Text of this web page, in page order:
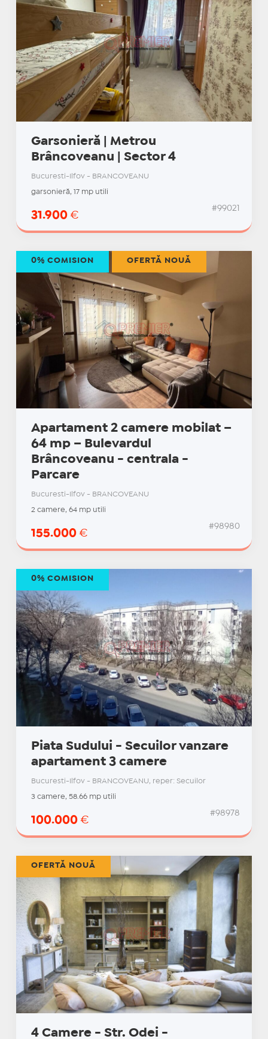
Garsonieră | Metrou
Brâncoveanu | Sector 4
Bucuresti-Ilfov - BRANCOVEANU
garsonieră, 17 mp utili
31.900 €
#99021
Apartament 2 camere mobilat –
64 mp – Bulevardul
Brâncoveanu - centrala -
Parcare
Bucuresti-Ilfov - BRANCOVEANU
2 camere, 64 mp utili
155.000 €
#98980
0% COMISION OFERTĂ NOUĂ
Piata Sudului - Secuilor vanzare
apartament 3 camere
Bucuresti-Ilfov - BRANCOVEANU, reper: Secuilor
3 camere, 58.66 mp utili
100.000 €
#98978
0% COMISION
4 Camere - Str. Odei -
OFERTĂ NOUĂ